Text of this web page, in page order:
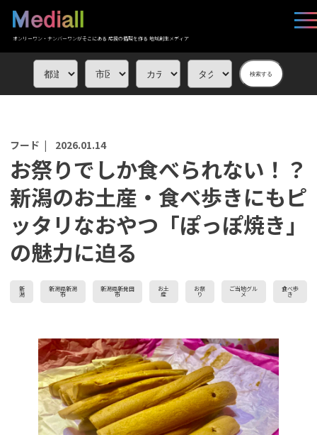
オンリーワン・ナンバーワンがそこにある 応援の循環を作る 地域創生メディア
検索する
フード | 2026.01.14
お祭りでしか食べられない！？
新潟のお土産・食べ歩きにもピ
ッタリなおやつ「ぽっぽ焼き」
の魅力に迫る
新
潟
新潟県新潟
市
新潟県新発田
市
お土
産
お祭
り
ご当地グル
メ
食べ歩
き